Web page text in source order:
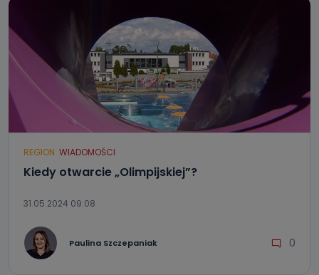
REGION WIADOMOŚCI
Kiedy otwarcie „Olimpijskiej”?
31.05.2024 09:08
Paulina Szczepaniak 0